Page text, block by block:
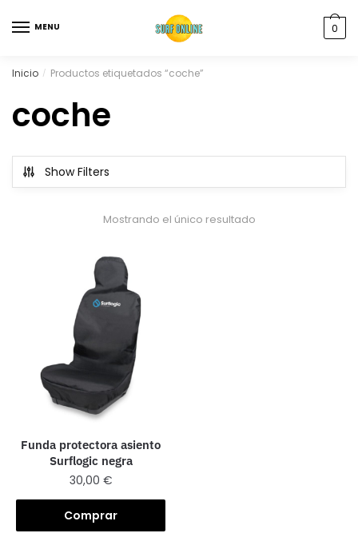
MENU 0
Inicio / Productos etiquetados “coche”
coche
Show Filters
Mostrando el único resultado
Funda protectora asiento
Surflogic negra
30,00 €
Comprar